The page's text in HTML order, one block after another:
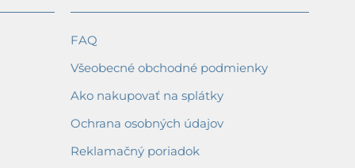
FAQ
Všeobecné obchodné podmienky
Ako nakupovať na splátky
Ochrana osobných údajov
Reklamačný poriadok